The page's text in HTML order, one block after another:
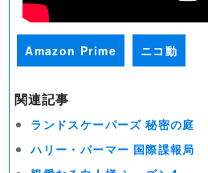
Amazon Prime ニコ動
関連記事
ランドスケーパーズ 秘密の庭
ハリー・パーマー 国際諜報局